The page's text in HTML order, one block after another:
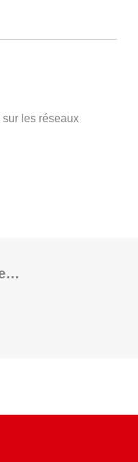
sur les réseaux